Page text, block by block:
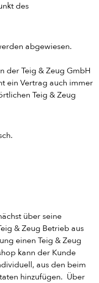
des
abgewiesen.
der Teig & Zeug GmbH
ein Vertrag auch immer
Teig & Zeug
über seine
& Zeug Betrieb aus
einen Teig & Zeug
kann der Kunde
aus den beim
hinzufügen. Über